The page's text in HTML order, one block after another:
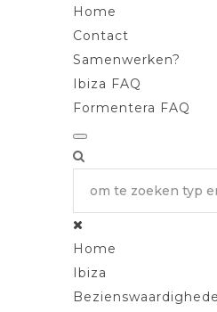
Home
Contact
Samenwerken?
Ibiza FAQ
Formentera FAQ
Home
Ibiza